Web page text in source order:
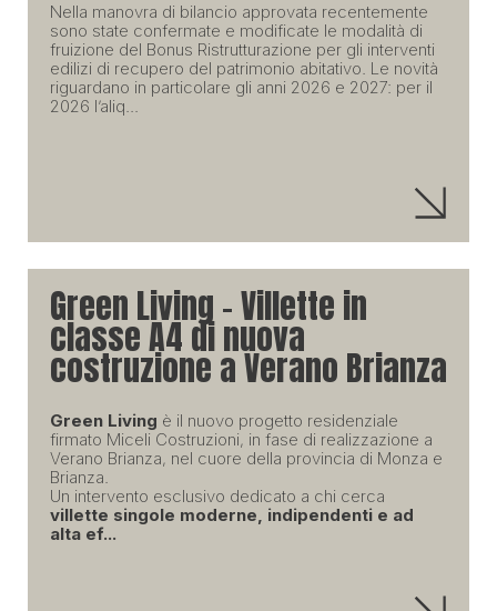
Nella manovra di bilancio approvata recentemente
sono state confermate e modificate le modalità di
fruizione del Bonus Ristrutturazione per gli interventi
edilizi di recupero del patrimonio abitativo. Le novità
riguardano in particolare gli anni 2026 e 2027: per il
2026 l’aliq...
Green Living – Villette in
classe A4 di nuova
costruzione a Verano Brianza
Green Living è il nuovo progetto residenziale
firmato Miceli Costruzioni, in fase di realizzazione a
Verano Brianza, nel cuore della provincia di Monza e
Brianza.
Un intervento esclusivo dedicato a chi cerca
villette singole moderne, indipendenti e ad
alta ef...